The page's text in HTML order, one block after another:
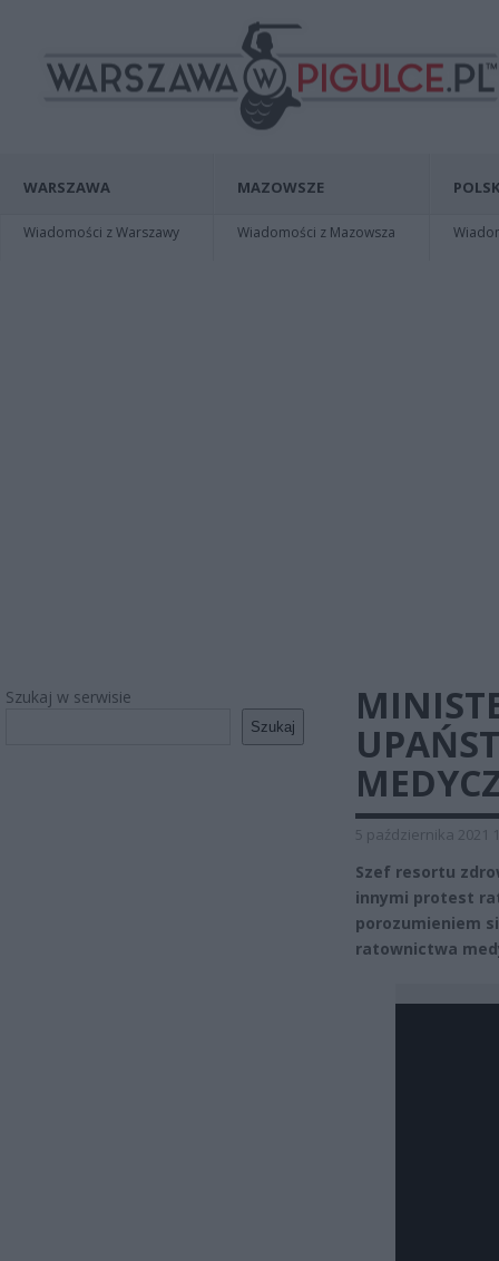
WARSZAWA
Wiadomości z Warszawy
MAZOWSZE
Wiadomości z Mazowsza
Szukaj w serwisie
Szukaj
5 października 2021
Szef resortu
innymi protest
porozumieniem
ratownictwa